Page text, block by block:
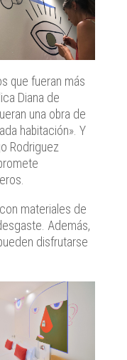
que fueran más
Diana de
una obra de
habitación». Y
Rodriguez
materiales de
Además,
disfrutarse